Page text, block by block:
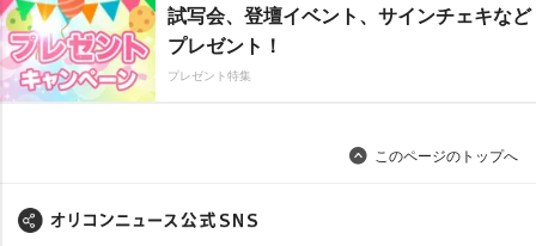
試写会、登壇イベント、サインチェキなど
プレゼント！
プレゼント特集
このページのトップへ